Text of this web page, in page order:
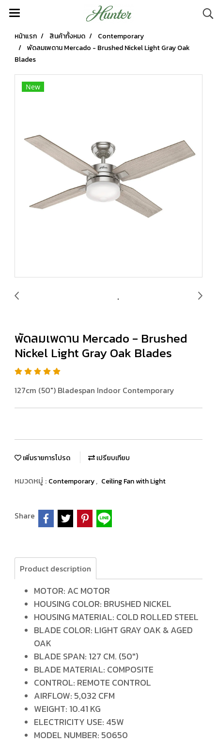
หน้าแรก สินค้าทั้งหมด
Contemporary
พัดลมเพดาน Mercado - Brushed Nickel Light Gray Oak
Blades
New
พัดลมเพดาน Mercado - Brushed
Nickel Light Gray Oak Blades
127cm (50") Bladespan Indoor Contemporary
เพิ่มรายการโปรด เปรียบเทียบ
หมวดหมู่ : Contemporary, Ceiling Fan with Light
Share
Product description
MOTOR: AC MOTOR
HOUSING COLOR: BRUSHED NICKEL
HOUSING MATERIAL: COLD ROLLED STEEL
BLADE COLOR: LIGHT GRAY OAK & AGED
OAK
BLADE SPAN: 127 CM. (50")
BLADE MATERIAL: COMPOSITE
CONTROL: REMOTE CONTROL
AIRFLOW: 5,032 CFM
WEIGHT: 10.41 KG
ELECTRICITY USE: 45W
MODEL NUMBER: 50650